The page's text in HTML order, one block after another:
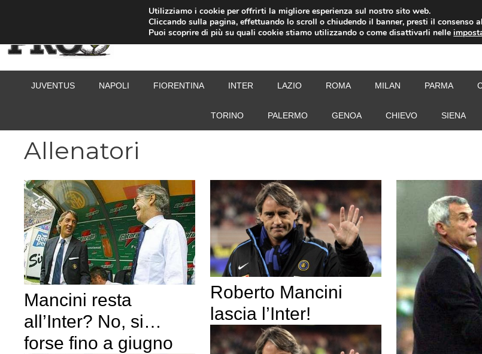
JUVENTUS NAPOLI FIORENTINA INTER LAZIO ROMA MILAN PARMA
TORINO PALERMO GENOA CHIEVO SIENA
Allenatori
Mancini resta
all’Inter? No, si…
forse fino a giugno
Roberto Mancini
lascia l’Inter!
Utilizziamo i cookie per offrirti la migliore esperienza sul nostro sito web.
Cliccando sulla pagina, effettuando lo scroll o chiudendo il banner, presti il consenso
Puoi scoprire di più su quali cookie stiamo utilizzando o come disattivarli nelle